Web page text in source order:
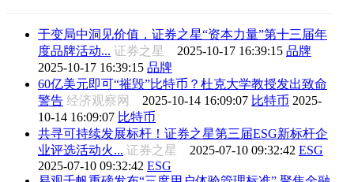
于变局中洞见价值，证券之星“资本力量”第十三届年
度品牌活动... 证券之星 2025-10-17 16:39:15 品牌
2025-10-17 16:39:15 品牌
60亿美元即可“摧毁”比特币？杜克大学教授发出致命
警告 经济观察网 2025-10-14 16:09:07 比特币 2025-
10-14 16:09:07 比特币
共寻可持续发展标杆！证券之星第三届ESG新标杆企
业评选活动火... 证券之星 2025-07-10 09:32:42 ESG
2025-07-10 09:32:42 ESG